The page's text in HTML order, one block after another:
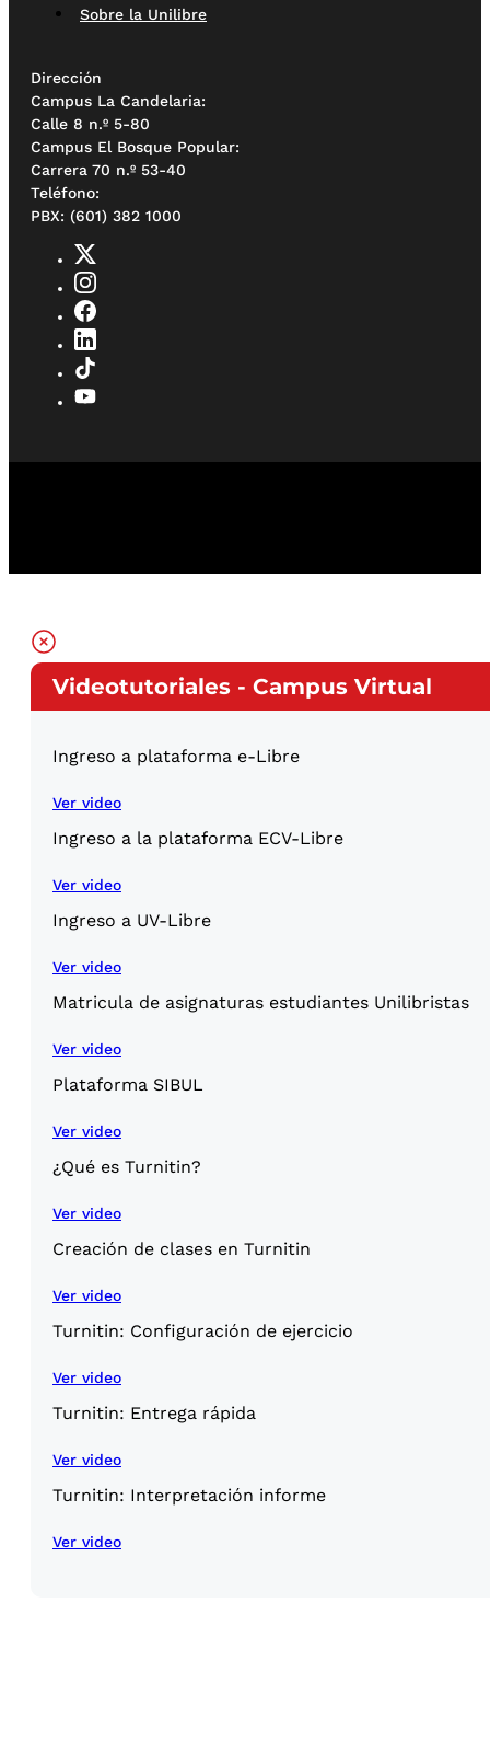
Sobre la Unilibre
Dirección
Campus La Candelaria:
Calle 8 n.º 5-80
Campus El Bosque Popular:
Carrera 70 n.º 53-40
Teléfono:
PBX: (601) 382 1000
Videotutoriales - Campus Virtual
Ingreso a plataforma e-Libre
Ver video
Ingreso a la plataforma ECV-Libre
Ver video
Ingreso a UV-Libre
Ver video
Matricula de asignaturas estudiantes Unilibristas
Ver video
Plataforma SIBUL
Ver video
¿Qué es Turnitin?
Ver video
Creación de clases en Turnitin
Ver video
Turnitin: Configuración de ejercicio
Ver video
Turnitin: Entrega rápida
Ver video
Turnitin: Interpretación informe
Ver video